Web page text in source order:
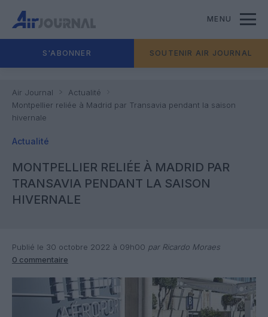
MENU
S'ABONNER SOUTENIR AIR JOURNAL
Air Journal
Actualité
Montpellier reliée à Madrid par Transavia pendant la saison
hivernale
Actualité
MONTPELLIER RELIÉE À MADRID PAR
TRANSAVIA PENDANT LA SAISON
HIVERNALE
Publié le 30 octobre 2022 à 09h00 par Ricardo Moraes
0 commentaire